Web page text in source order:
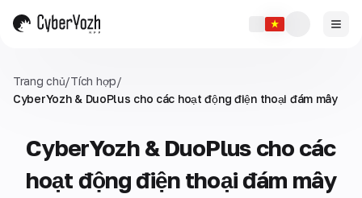
Trang chủ/Tích hợp/
CyberYozh & DuoPlus cho các hoạt động điện thoại đám mây
CyberYozh & DuoPlus cho các
hoạt động điện thoại đám mây